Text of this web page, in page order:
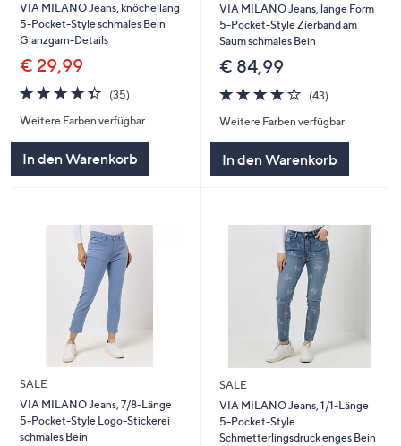
VIA MILANO Jeans, knöchellang
5-Pocket-Style schmales Bein
Glanzgarn-Details
€ 29,99
4.3
von
5
(35)35
Weitere Farben verfügbar
In den Warenkorb
VIA MILANO Jeans, lange Form
5-Pocket-Style Zierband am
Saum schmales Bein
€ 84,99
4.2
von
5
(43)43
Weitere Farben verfügbar
In den Warenkorb
SALE
VIA MILANO Jeans, 7/8-Länge
5-Pocket-Style Logo-Stickerei
schmales Bein
SALE
VIA MILANO Jeans, 1/1-Länge
5-Pocket-Style
Schmetterlingsdruck enges Bein